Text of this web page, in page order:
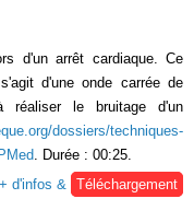
d'un arrêt cardiaque. Ce
d'une onde carrée de
réaliser le bruitage d'un
dossiers/techniques-
. Durée : 00:25.
+ d'infos & Téléchargement